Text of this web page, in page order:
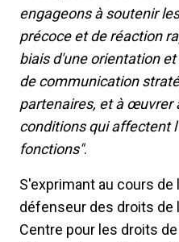
engageons à soutenir
précoce et de réaction
biais d'une orientation
de communication
partenaires, et à œuvrer
conditions qui affectent
fonctions".
S'exprimant au cours de
défenseur des droits
Centre pour les droits